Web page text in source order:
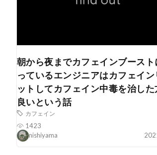
朝から夜までカフェインブースト
っているエンジニアはカフェイン
ットしてカフェイン中毒を治した
良いという話
カフェイン
1423
nishiyama